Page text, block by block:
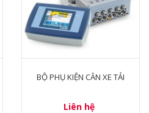
BỘ PHỤ KIỆN CÂN XE TẢI
Liên hệ